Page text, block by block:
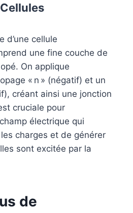
d’une cellule
une fine couche de
On applique
« n » (négatif) et un
créant ainsi une jonction
cruciale pour
électrique qui
charges et de générer
sont excitée par la
de